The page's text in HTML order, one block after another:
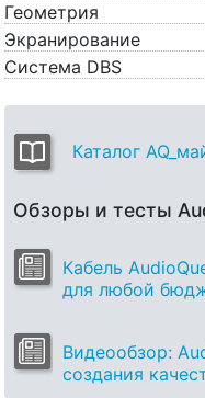
Геометрия
Экранирование
Система DBS
Каталог
Обзоры и тесты
Кабель
для любой
Видеообзор:
создания